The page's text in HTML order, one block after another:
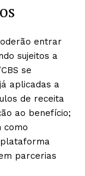
entrar
sujeitos a
se
aplicadas a
de receita
ao benefício;
como
parcerias